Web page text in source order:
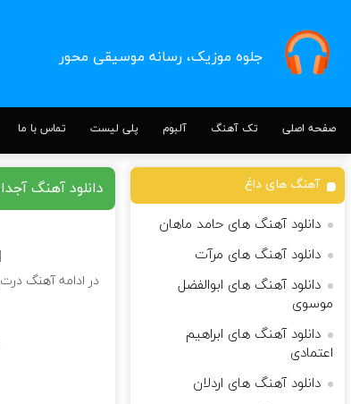
جلوه موزیک، رسانه موسیقی محور
صفحه اصلی تک آهنگ آلبوم پلی لیست تماس با ما
دانلود آهنگ
| Download Song
در ادامه آهنگ
آهنگ های داغ
دانلود آهنگ های حامد ماهان
دانلود آهنگ های مرآت
دانلود آهنگ های ابوالفضل
موسوی
دانلود آهنگ های ابراهیم
اعتمادی
دانلود آهنگ های اردلان